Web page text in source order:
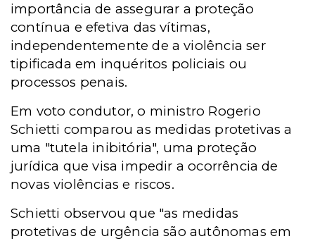
importância de assegurar a proteção
contínua e efetiva das vítimas,
independentemente de a violência ser
tipificada em inquéritos policiais ou
processos penais.
Em voto condutor, o ministro Rogerio
Schietti comparou as medidas protetivas a
uma "tutela inibitória", uma proteção
jurídica que visa impedir a ocorrência de
novas violências e riscos.
Schietti observou que "as medidas
protetivas de urgência são autônomas em